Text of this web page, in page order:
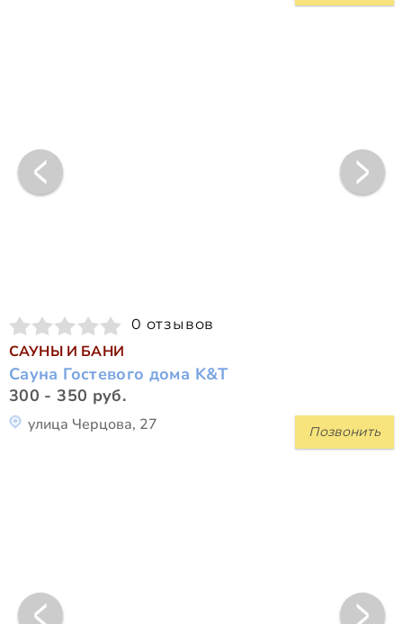
0 отзывов
САУНЫ И БАНИ
Сауна Гостевого дома K&T
300 - 350 руб.
Позвонить
улица Черцова, 27